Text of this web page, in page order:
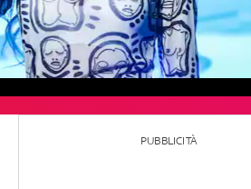
PUBBLICITÀ